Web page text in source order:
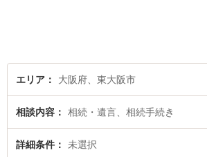
エリア 大阪府、東大阪市
相談内容 相続・遺言、相続手続き
詳細条件 未選択